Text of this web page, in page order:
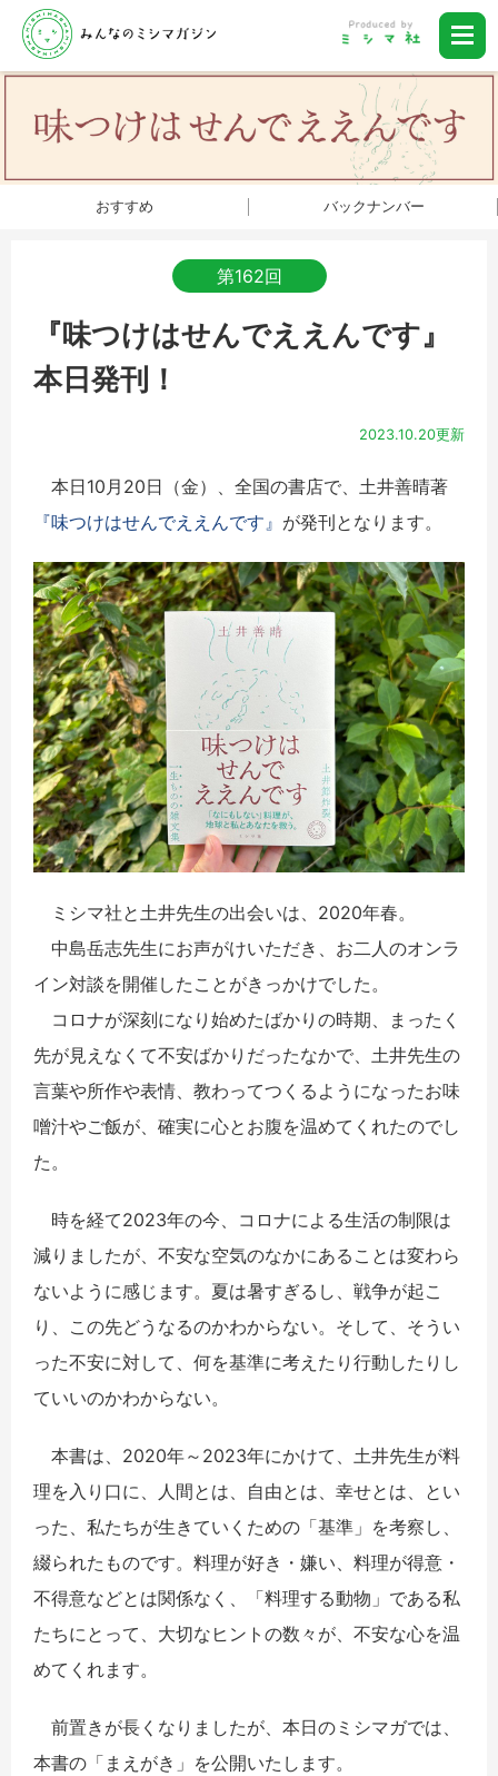
おすすめ バックナンバー
第162回
『味つけはせんでええんです』
本日発刊！
2023.10.20更新
本日10月20日（金）、全国の書店で、土井善晴著
『味つけはせんでええんです』 が発刊となります。
ミシマ社と土井先生の出会いは、2020年春。
中島岳志先生にお声がけいただき、お二人のオンラ
イン対談を開催したことがきっかけでした。
コロナが深刻になり始めたばかりの時期、まったく
先が見えなくて不安ばかりだったなかで、土井先生の
言葉や所作や表情、教わってつくるようになったお味
噌汁やご飯が、確実に心とお腹を温めてくれたのでし
た。
時を経て2023年の今、コロナによる生活の制限は
減りましたが、不安な空気のなかにあることは変わら
ないように感じます。夏は暑すぎるし、戦争が起こ
り、この先どうなるのかわからない。そして、そうい
った不安に対して、何を基準に考えたり行動したりし
ていいのかわからない。
本書は、2020年～2023年にかけて、土井先生が料
理を入り口に、人間とは、自由とは、幸せとは、とい
った、私たちが生きていくための「基準」を考察し、
綴られたものです。料理が好き・嫌い、料理が得意・
不得意などとは関係なく、「料理する動物」である私
たちにとって、大切なヒントの数々が、不安な心を温
めてくれます。
前置きが長くなりましたが、本日のミシマガでは、
本書の「まえがき」を公開いたします。